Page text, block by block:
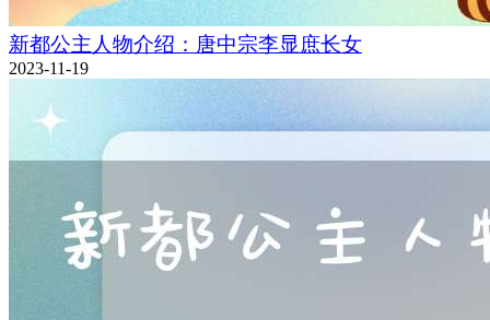
新都公主人物介绍：唐中宗李显庶长女
2023-11-19